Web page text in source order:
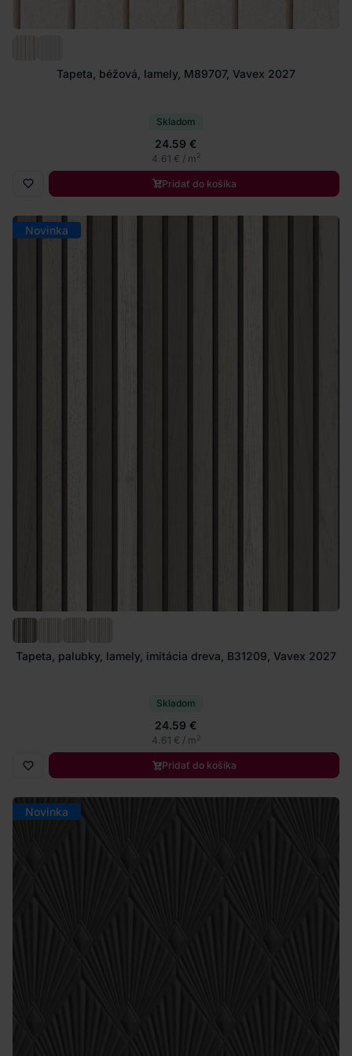
Tapeta, béžová, lamely, M89707, Vavex 2027
Skladom
24.59 €
4.61 € / m2
Pridať do košíka
Novinka
Tapeta, palubky, lamely, imitácia dreva, B31209, Vavex 2027
Skladom
24.59 €
4.61 € / m2
Pridať do košíka
Novinka